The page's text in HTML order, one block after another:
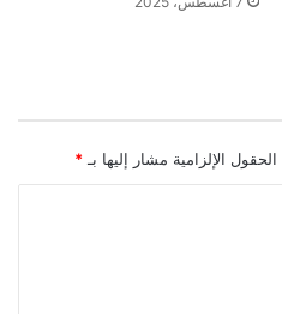
الحقول الإلزامية مشار إليها بـ *